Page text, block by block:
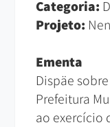
Categoria:
Projeto:
Ementa
Dispäe
Prefeitura
ao exercício